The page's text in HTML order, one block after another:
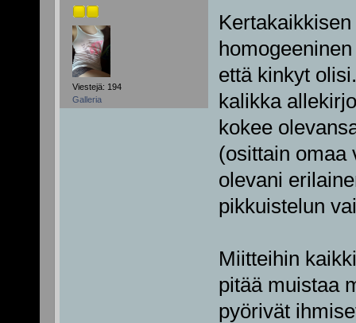
Viestejä: 194
Galleria
että kinkyt
kalikka
kokee
(osittain omaa
olevani
pikkuistelun
Miitteihin
pitää muistaa
pyörivät